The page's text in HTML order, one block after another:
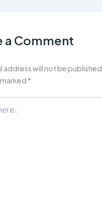
a Comment
address will not be published.
*